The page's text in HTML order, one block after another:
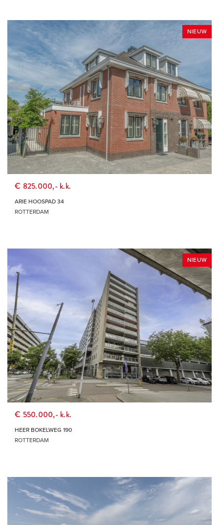
NIEUW
€ 825.000,- k.k.
ARIE HOOSPAD 34
ROTTERDAM
NIEUW
€ 550.000,- k.k.
HEER BOKELWEG 190
ROTTERDAM